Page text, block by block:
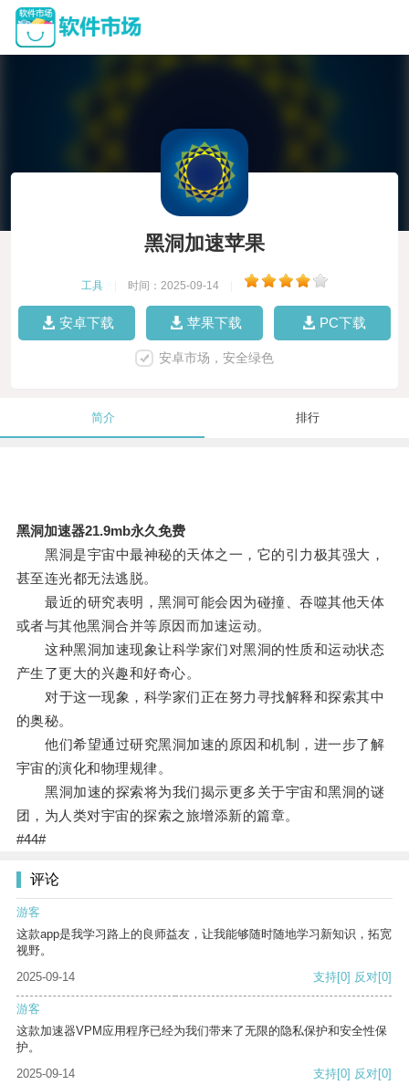
黑洞加速苹果
工具 时间：2025-09-14
安卓下载 苹果下载 PC下载
安卓市场，安全绿色
简介 排行
黑洞加速器21.9mb永久免费
黑洞是宇宙中最神秘的天体之一，它的引力极其强大，
甚至连光都无法逃脱。
最近的研究表明，黑洞可能会因为碰撞、吞噬其他天体
或者与其他黑洞合并等原因而加速运动。
这种黑洞加速现象让科学家们对黑洞的性质和运动状态
产生了更大的兴趣和好奇心。
对于这一现象，科学家们正在努力寻找解释和探索其中
的奥秘。
他们希望通过研究黑洞加速的原因和机制，进一步了解
宇宙的演化和物理规律。
黑洞加速的探索将为我们揭示更多关于宇宙和黑洞的谜
团，为人类对宇宙的探索之旅增添新的篇章。
#44#
评论
游客
这款app是我学习路上的良师益友，让我能够随时随地学习新知识，拓宽
视野。
2025-09-14
支持[0] 反对[0]
游客
这款加速器VPM应用程序已经为我们带来了无限的隐私保护和安全性保
护。
2025-09-14
支持[0] 反对[0]